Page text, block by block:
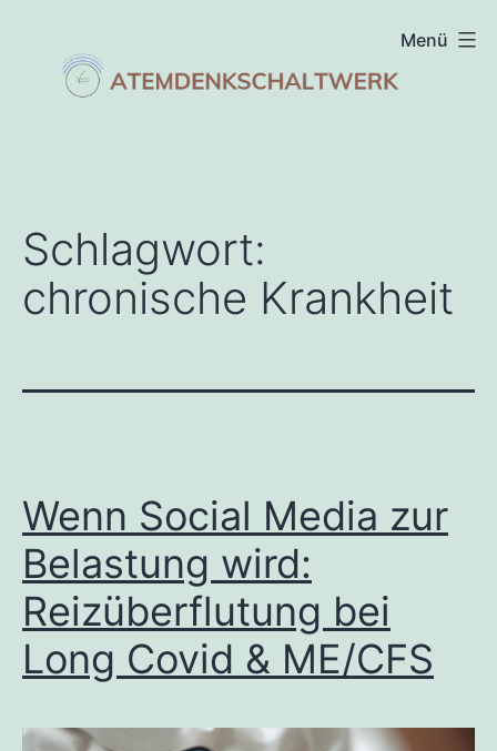
springen
Menü
Schlagwort:
chronische Krankheit
Wenn Social Media zur
Belastung wird:
Reizüberflutung bei
Long Covid & ME/CFS